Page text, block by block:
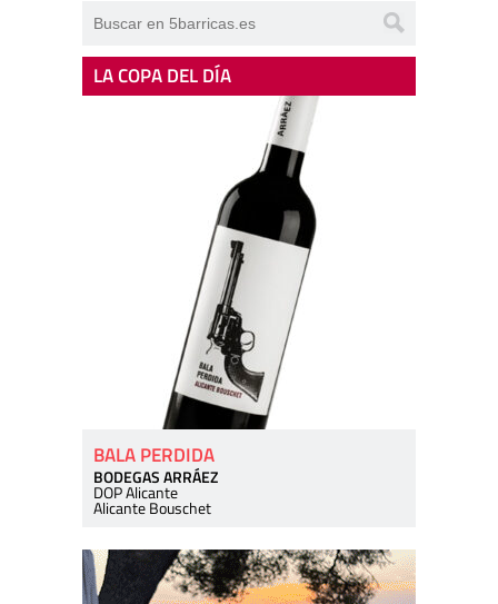
LA COPA DEL DÍA
BALA PERDIDA
BODEGAS ARRÁEZ
DOP Alicante
Alicante Bouschet